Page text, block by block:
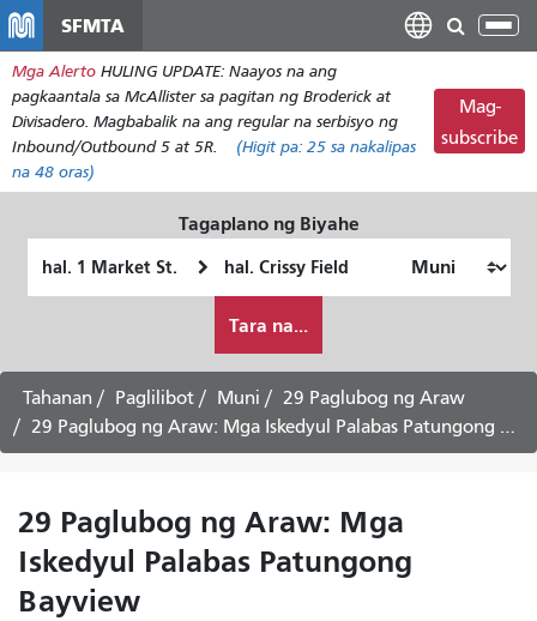
pangunahing
nilalaman
SFMTA
I-
ang
Mga Alerto HULING UPDATE: Naayos na ang
pagkaantala sa McAllister sa pagitan ng Broderick at
Divisadero. Magbabalik na ang regular na serbisyo ng
Inbound/Outbound 5 at 5R.
(Higit pa: 25 sa nakalipas
na 48 oras)
Mag-
subscribe
Tagaplano ng Biyahe
ko
gustong
maglakbay
Tara na...
Tahanan Paglilibot Muni
29 Paglubog ng Araw
29 Paglubog ng Araw: Mga Iskedyul Palabas Patungong Bayview
29 Paglubog ng Araw: Mga
Iskedyul Palabas Patungong
Bayview